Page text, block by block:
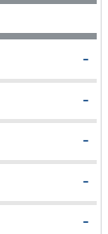
-
-
-
-
-